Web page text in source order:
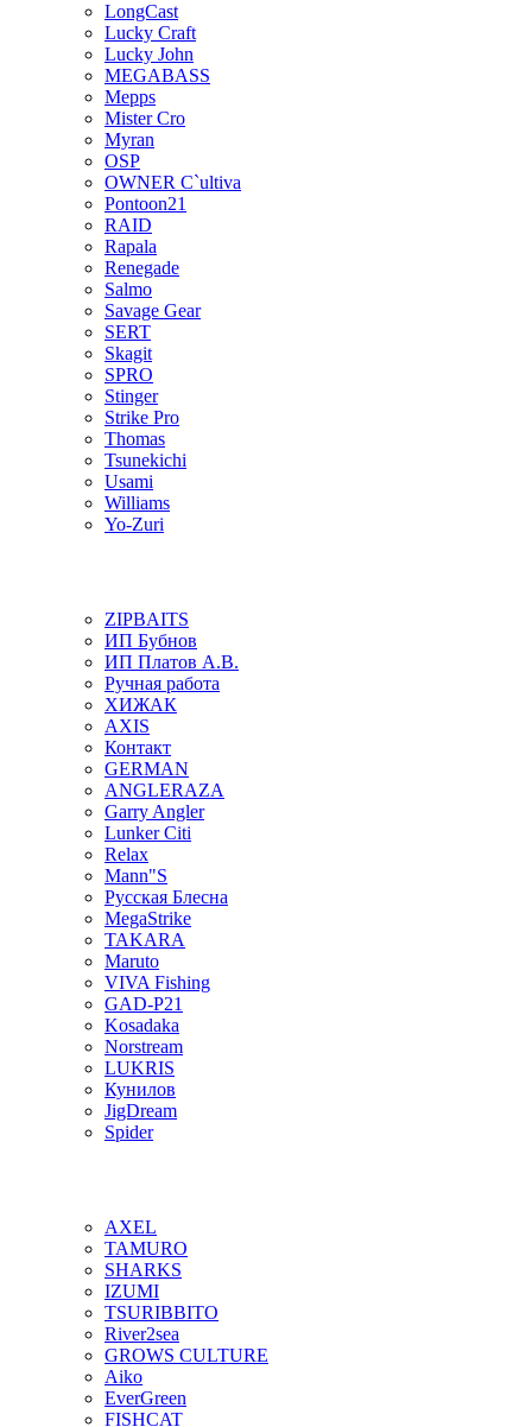
LongCast
Lucky Craft
Lucky John
MEGABASS
Mepps
Mister Cro
Myran
OSP
OWNER C`ultiva
Pontoon21
RAID
Rapala
Renegade
Salmo
Savage Gear
SERT
Skagit
SPRO
Stinger
Strike Pro
Thomas
Tsunekichi
Usami
Williams
Yo-Zuri
ZIPBAITS
ИП Бубнов
ИП Платов А.В.
Ручная работа
ХИЖАК
AXIS
Контакт
GERMAN
ANGLERAZA
Garry Angler
Lunker Citi
Relax
Mann"S
Русская Блесна
MegaStrike
TAKARA
Maruto
VIVA Fishing
GAD-P21
Kosadaka
Norstream
LUKRIS
Кунилов
JigDream
Spider
AXEL
TAMURO
SHARKS
IZUMI
TSURIBBITO
River2sea
GROWS CULTURE
Aiko
EverGreen
FISHCAT